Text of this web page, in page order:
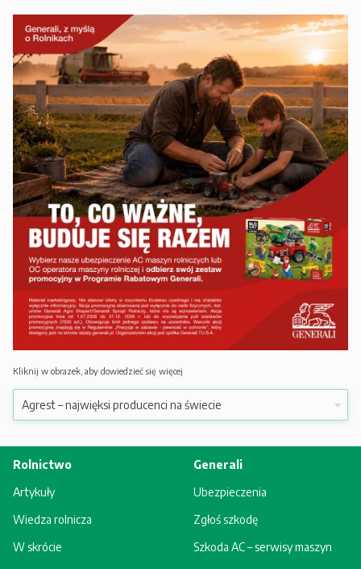
Kliknij w obrazek, aby dowiedzieć się więcej
Rolnictwo
Artykuły
Wiedza rolnicza
W skrócie
Generali
Ubezpieczenia
Zgłoś szkodę
Szkoda AC – serwisy maszyn